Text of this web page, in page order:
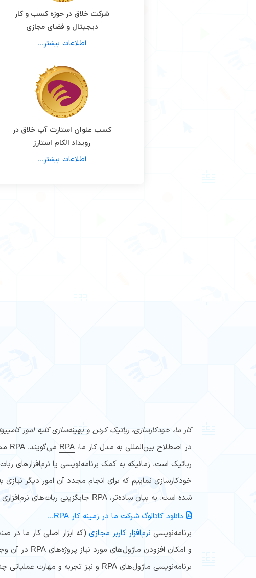
شرکت خلاق در حوزه کسب و کار
دیجیتال و فضای مجازی
اطلاعات بیشتر...
کسب عنوان استارت آپ خلاق در
رویداد الکام استارز
اطلاعات بیشتر...
کار ما، خودکارسازی، رباتیک کردن و بهینه‌سازی کلیه امور
در اصطلاح بین‌المللی به مدل کار ما، RPA می‌گویند.
رباتیک است. ‌زمانیکه به کمک برنامه‌نویسی یا نرم‌افزارهای
شده است. به بیان ساده‌تر، RPA جایگزینی ربات‌های نرم‌افزاری بجای انسان است.
دانلود کاتالوگ شرکت ما در زمینه کار RPA...
برنامه‌نویسی نرم‌افزار کاربر مجازی